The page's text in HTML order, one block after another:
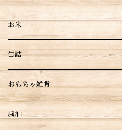
お米
缶詰
おもちゃ雑貨
風油